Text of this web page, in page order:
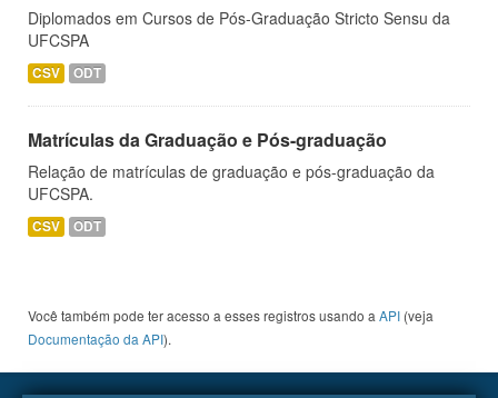
Diplomados em Cursos de Pós-Graduação Stricto Sensu da
UFCSPA
CSV ODT
Matrículas da Graduação e Pós-graduação
Relação de matrículas de graduação e pós-graduação da
UFCSPA.
CSV ODT
Você também pode ter acesso a esses registros usando a API (veja
Documentação da API).